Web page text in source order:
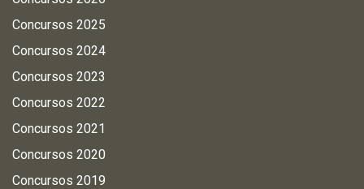
Concursos 2025
Concursos 2024
Concursos 2023
Concursos 2022
Concursos 2021
Concursos 2020
Concursos 2019